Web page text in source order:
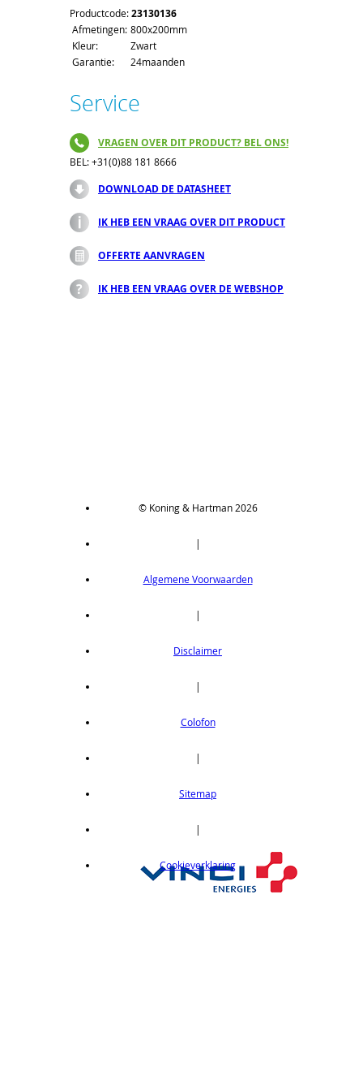
Productcode:23130136
Afmetingen: 800x200mm
Kleur:
Zwart
Garantie:
24maanden
Service
VRAGEN OVER DIT PRODUCT? BEL ONS!
BEL: +31(0)88 181 8666
DOWNLOAD DE DATASHEET
IK HEB EEN VRAAG OVER DIT PRODUCT
OFFERTE AANVRAGEN
IK HEB EEN VRAAG OVER DE WEBSHOP
© Koning & Hartman 2026
|
Algemene Voorwaarden
|
Disclaimer
|
Colofon
|
Sitemap
|
Cookieverklaring